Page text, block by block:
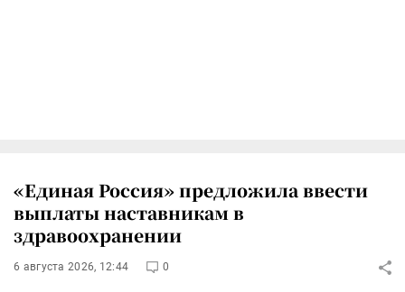
«Единая Россия» предложила ввести
выплаты наставникам в
здравоохранении
6 августа 2026, 12:44 0